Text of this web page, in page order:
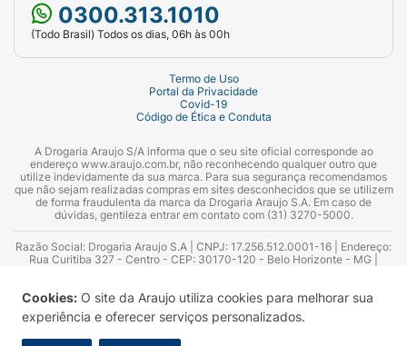
Cookies: O site da Araujo utiliza cookies para melhorar sua
experiência e oferecer serviços personalizados.
0300.313.1010
(Todo Brasil) Todos os dias, 06h às 00h
Termo de Uso
Portal da Privacidade
Covid-19
Código de Ética e Conduta
A Drogaria Araujo S/A informa que o seu site oficial corresponde ao
endereço www.araujo.com.br, não reconhecendo qualquer outro que
utilize indevidamente da sua marca. Para sua segurança recomendamos
que não sejam realizadas compras em sites desconhecidos que se utilizem
de forma fraudulenta da marca da Drogaria Araujo S.A. Em caso de
dúvidas, gentileza entrar em contato com (31) 3270-5000.
Razão Social: Drogaria Araujo S.A | CNPJ: 17.256.512.0001-16 | Endereço:
Rua Curitiba 327 - Centro - CEP: 30170-120 - Belo Horizonte - MG |
Azevedo Guimarães – CRF 10.965 | Yasmin Silva Alvarenga – CRF 52.584 -
Consultor substituto: Thiago Aguiar Pinheiro - CRF Nº 13.748. Alvará
Sanitário: 2025020713 | Autorização de Funcionamento da Empresa (AFE):